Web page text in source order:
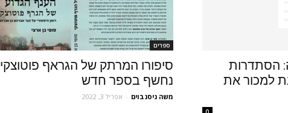
הסתדרות
למכור את
ספרים
סיפורו המרתק של הגראף פוטוצקי
נחשף בספר חדש
משה ניסנבוים - אפריל 3, 2022